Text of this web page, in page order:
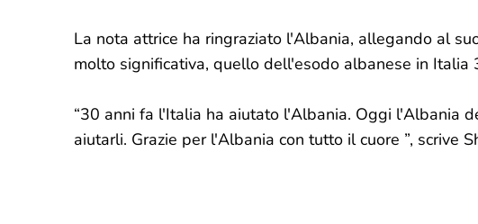
La nota attrice ha ringraziato l'Albania, allegando al
molto significativa, quello dell'esodo albanese in Italia
“30 anni fa l'Italia ha aiutato l'Albania. Oggi l'Albania
aiutarli. Grazie per l'Albania con tutto il cuore ”, scrive